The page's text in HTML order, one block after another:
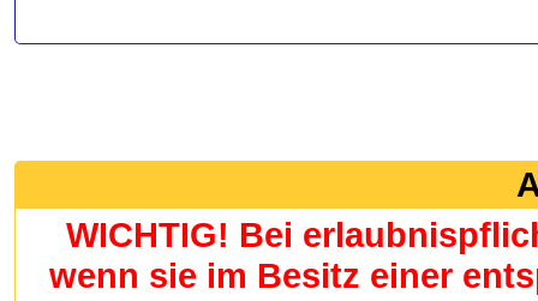
WICHTIG! Bei
wenn sie im Besitz einer